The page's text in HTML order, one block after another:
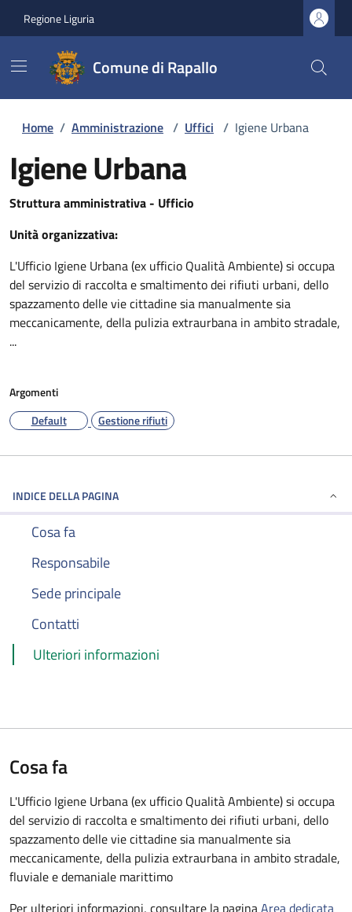
Regione Liguria
Comune di Rapallo
Home / Amministrazione / Uffici / Igiene Urbana
Igiene Urbana
Struttura amministrativa - Ufficio
Unità organizzativa:
L'Ufficio Igiene Urbana (ex ufficio Qualità Ambiente) si occupa
del servizio di raccolta e smaltimento dei rifiuti urbani, dello
spazzamento delle vie cittadine sia manualmente sia
meccanicamente, della pulizia extraurbana in ambito stradale,
...
Argomenti
Default
Gestione rifiuti
INDICE DELLA PAGINA
Cosa fa
Responsabile
Sede principale
Contatti
Ulteriori informazioni
Cosa fa
L'Ufficio Igiene Urbana (ex ufficio Qualità Ambiente) si occupa
del servizio di raccolta e smaltimento dei rifiuti urbani, dello
spazzamento delle vie cittadine sia manualmente sia
meccanicamente, della pulizia extraurbana in ambito stradale,
fluviale e demaniale marittimo
Per ulteriori informazioni, consultare la paginaArea dedicata